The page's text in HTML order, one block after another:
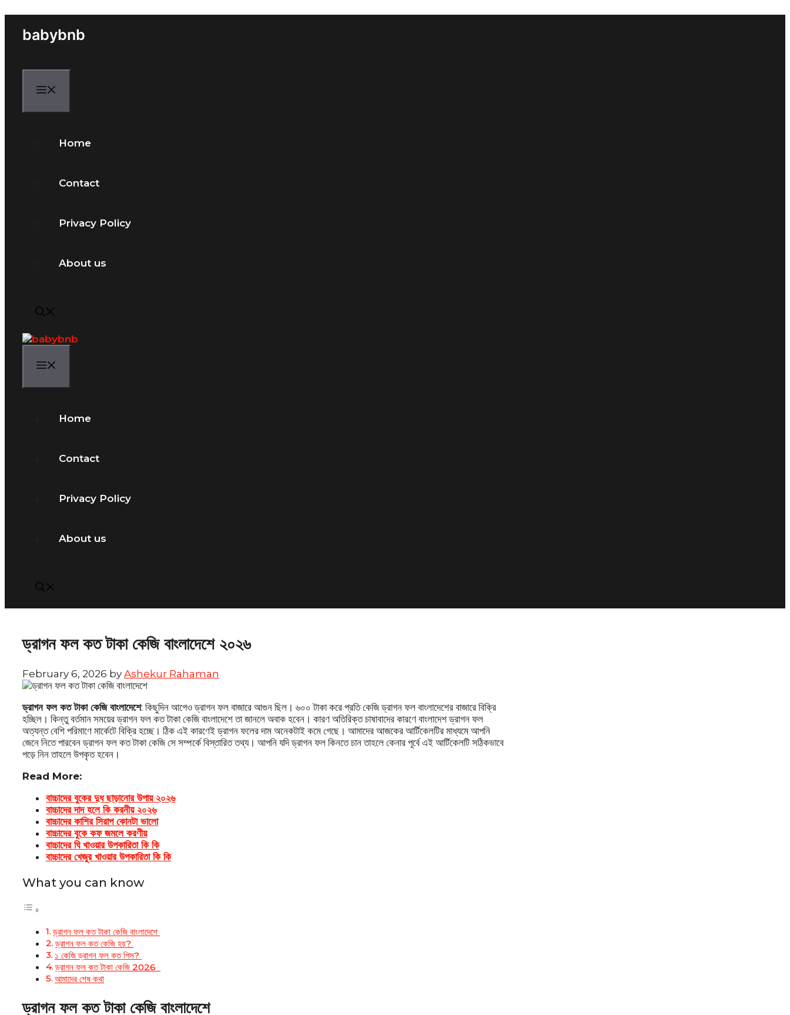
content
babybnb
Home
Contact
Privacy Policy
About us
Home
Contact
Privacy Policy
About us
ড্রাগন ফল কত টাকা কেজি বাংলাদেশে ২০২৬
February 6, 2026 by Ashekur Rahaman
ড্রাগন ফল কত টাকা কেজি বাংলাদেশে: কিছুদিন আগেও ড্রাগন ফল বাজারে আগুন ছিল। ৬০০ টাকা করে প্রতি কেজি ড্রাগন ফল বাংলাদেশের বাজারে বিক্রি
হচ্ছিল। কিন্তু বর্তমান সময়ের ড্রাগন ফল কত টাকা কেজি বাংলাদেশে তা জানলে অবাক হবেন। কারণ অতিরিক্ত চাষাবাদের কারণে বাংলাদেশ ড্রাগন ফল
অত্যন্ত বেশি পরিমাণে মার্কেটে বিক্রি হচ্ছে। ঠিক এই কারণেই ড্রাগন ফলের দাম অনেকটাই কমে গেছে। আমাদের আজকের আর্টিকেলটির মাধ্যমে আপনি
জেনে নিতে পারবেন ড্রাগন ফল কত টাকা কেজি সে সম্পর্কে বিস্তারিত তথ্য। আপনি যদি ড্রাগন ফল কিনতে চান তাহলে কেনার পূর্বে এই আর্টিকেলটি সঠিকভাবে
পড়ে নিন তাহলে উপকৃত হবেন।
Read More:
বাচ্চাদের বুকের দুধ ছাড়ানোর উপায় ২০২৬
বাচ্চাদের দাদ হলে কি করনীয় ২০২৬
বাচ্চাদের কাশির সিরাপ কোনটা ভালো
বাচ্চাদের বুকে কফ জমলে করণীয়
বাচ্চাদের ঘি খাওয়ার উপকারিতা কি কি
বাচ্চাদের খেজুর খাওয়ার উপকারিতা কি কি
What you can know
ড্রাগন ফল কত টাকা কেজি বাংলাদেশে
ড্রাগন ফল কত কেজি হয়?
১ কেজি ড্রাগন ফল কত পিস?
ড্রাগন ফল কত টাকা কেজি 2026
আমাদের শেষ কথা
ড্রাগন ফল কত টাকা কেজি বাংলাদেশে